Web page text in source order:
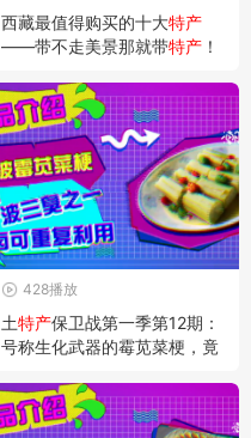
西藏最值得购买的十大特产
——带不走美景那就带特产 ！
428播放
土特产保卫战第一季第12期：
号称生化武器的霉苋菜梗，竟